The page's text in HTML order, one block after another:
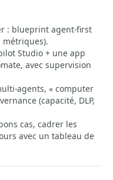
: blueprint agent-first
métriques).
Studio + une app
avec supervision
agents, « computer
(capacité, DLP,
cas, cadrer les
avec un tableau de